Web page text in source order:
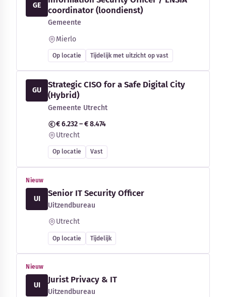
GE
coordinator (loondienst)
Gemeente
Mierlo
Op locatie Tijdelijk met uitzicht op vast
GU
Strategic CISO for a Safe Digital City
(Hybrid)
Gemeente Utrecht
€ 6.232 – € 8.474
Utrecht
Op locatie Vast
Nieuw
UI
Senior IT Security Officer
Uitzendbureau
Utrecht
Op locatie Tijdelijk
Nieuw
UI
Jurist Privacy & IT
Uitzendbureau